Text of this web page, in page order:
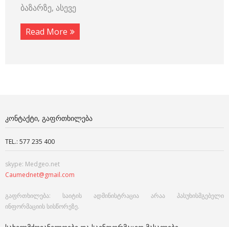
ბაზარზე, ასევე
Read More
ᲙᲝᲜᲢᲐᲥᲢᲘ, ᲒᲐᲤᲠᲗᲮᲘᲚᲔᲑᲐ
TEL.: 577 235 400
skype: Medgeo.net
Caumednet@gmail.com
გაფრთხილება: საიტის ადმინისტრაცია არაა პასუხისმგებელი
ინფორმაციის სისწორეზე.